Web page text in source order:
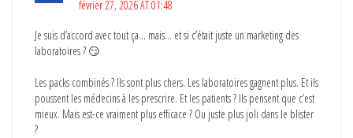
février 27, 2026 AT 01:48
Je suis d’accord avec tout ça… mais… et si c’était juste un marketing des
laboratoires ? 😏
Les packs combinés ? Ils sont plus chers. Les laboratoires gagnent plus. Et ils
poussent les médecins à les prescrire. Et les patients ? Ils pensent que c’est
mieux. Mais est-ce vraiment plus efficace ? Ou juste plus joli dans le blister
?